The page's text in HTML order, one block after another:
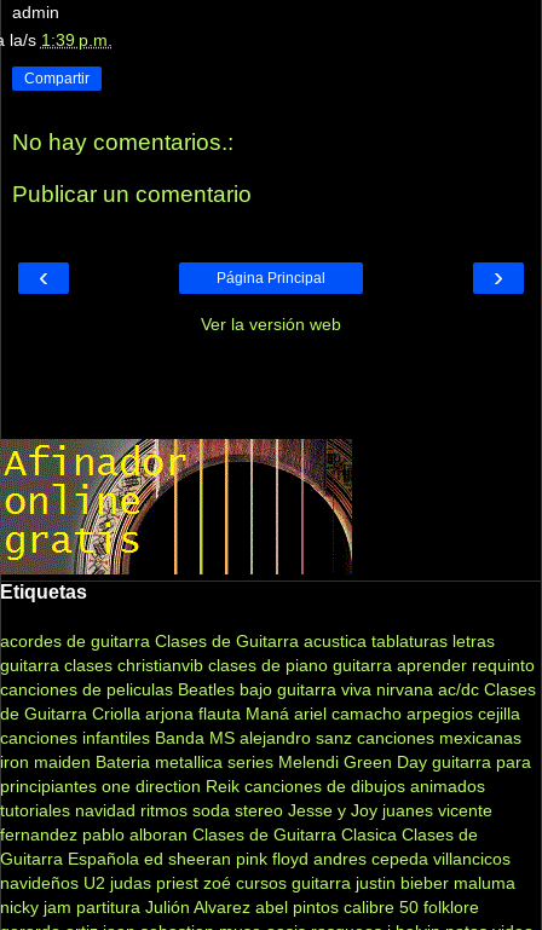
admin
la/s 1:39 p.m.
Compartir
No hay comentarios.:
Publicar un comentario
‹ ›
Página Principal
Ver la versión web
Etiquetas
acordes de guitarra Clases de Guitarra acustica tablaturas letras
guitarra clases christianvib clases de piano guitarra aprender requinto
canciones de peliculas Beatles bajo guitarra viva nirvana ac/dc Clases
de Guitarra Criolla arjona flauta Maná ariel camacho arpegios cejilla
canciones infantiles Banda MS alejandro sanz canciones mexicanas
iron maiden Bateria metallica series Melendi Green Day guitarra para
principiantes one direction Reik canciones de dibujos animados
tutoriales navidad ritmos soda stereo Jesse y Joy juanes vicente
fernandez pablo alboran Clases de Guitarra Clasica Clases de
Guitarra Española ed sheeran pink floyd andres cepeda villancicos
navideños U2 judas priest zoé cursos guitarra justin bieber maluma
nicky jam partitura Julión Alvarez abel pintos calibre 50 folklore